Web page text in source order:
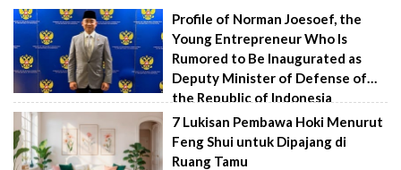
Profile of Norman Joesoef, the
Young Entrepreneur Who Is
Rumored to Be Inaugurated as
Deputy Minister of Defense of
the Republic of Indonesia
7 Lukisan Pembawa Hoki Menurut
Feng Shui untuk Dipajang di
Ruang Tamu